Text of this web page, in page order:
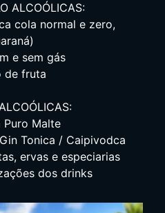
ALCOÓLICAS:
cola normal e zero,
e sem gás
de fruta
Puro Malte
Tonica / Caipivodca
ervas e especiarias
dos drinks